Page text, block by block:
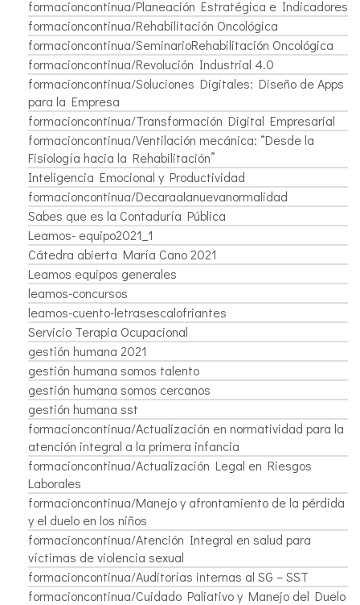
formacioncontinua/Planeación Estratégica e Indicadores
formacioncontinua/Rehabilitación Oncológica
formacioncontinua/SeminarioRehabilitación Oncológica
formacioncontinua/Revolución Industrial 4.0
formacioncontinua/Soluciones Digitales: Diseño de Apps
para la Empresa
formacioncontinua/Transformación Digital Empresarial
formacioncontinua/Ventilación mecánica: “Desde la
Fisiología hacia la Rehabilitación”
Inteligencia Emocional y Productividad
formacioncontinua/Decaraalanuevanormalidad
Sabes que es la Contaduría Pública
Leamos- equipo2021_1
Cátedra abierta María Cano 2021
Leamos equipos generales
leamos-concursos
leamos-cuento-letrasescalofriantes
Servicio Terapia Ocupacional
gestión humana 2021
gestión humana somos talento
gestión humana somos cercanos
gestión humana sst
formacioncontinua/Actualización en normatividad para la
atención integral a la primera infancia
formacioncontinua/Actualización Legal en Riesgos
Laborales
formacioncontinua/Manejo y afrontamiento de la pérdida
y el duelo en los niños
formacioncontinua/Atención Integral en salud para
víctimas de violencia sexual
formacioncontinua/Auditorías internas al SG – SST
formacioncontinua/Cuidado Paliativo y Manejo del Duelo